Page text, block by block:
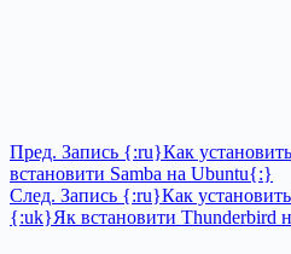
Пред. Запись {:ru}Как
встановити Samba на Ubuntu{:}
След. Запись {:ru}Как
{:uk}Як встановити Thunderbird